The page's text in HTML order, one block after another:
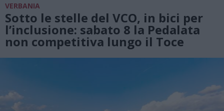
VERBANIA
Sotto le stelle del VCO, in bici per
l’inclusione: sabato 8 la Pedalata
non competitiva lungo il Toce